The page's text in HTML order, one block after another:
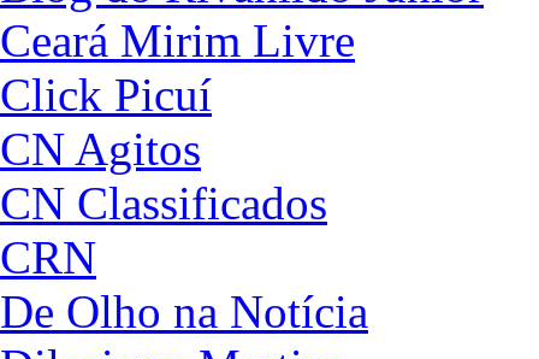
Ceará Mirim Livre
Click Picuí
CN Agitos
CN Classificados
CRN
De Olho na Notícia